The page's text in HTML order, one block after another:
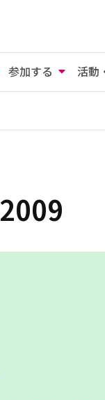
参加する 活動